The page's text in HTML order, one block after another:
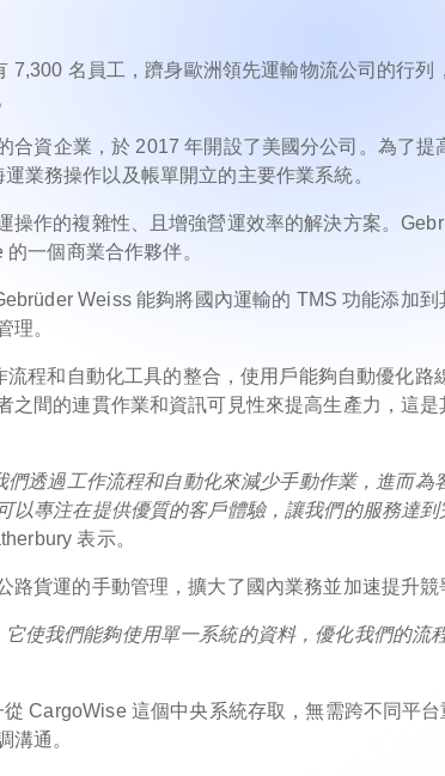
7,300 名員工，躋身歐洲領先運輸物流公司的行列
資企業，於 2017 年開設了美國分公司。為了提
業務操作以及帳單開立的主要作業系統。
操作的複雜性、且增強營運效率的解決方案。
一個商業合作夥伴。
Weiss 能夠將國內運輸的 TMS 功能添加
理。
程和自動化工具的整合，使用戶能夠自動優化路
之間的連貫作業和資訊可見性來提高生產力，這
們透過工作流程和自動化來減少手動作業，進而為
以專注在提供優質的客戶體驗，讓我們的服務達到
表示。
貨運的手動管理，擴大了國內業務並加速提升競
它使我們能夠使用單一系統的資料，優化我們的流
CargoWise 這個中央系統存取，無需跨不同平
溝通。